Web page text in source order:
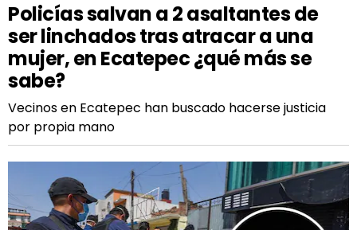
Policías salvan a 2 asaltantes de
ser linchados tras atracar a una
mujer, en Ecatepec ¿qué más se
sabe?
Vecinos en Ecatepec han buscado hacerse justicia
por propia mano